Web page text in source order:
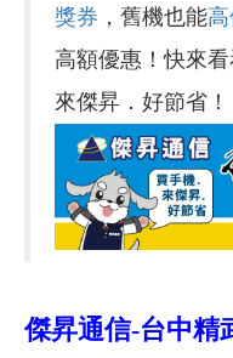
獎券 ，舊機也能
高額優惠！快來
來傑昇．好節省！
傑昇通信-台中精